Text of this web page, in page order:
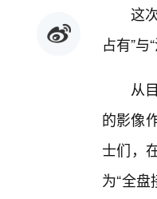
这
占有”与
从
的影像
士们，
为“全